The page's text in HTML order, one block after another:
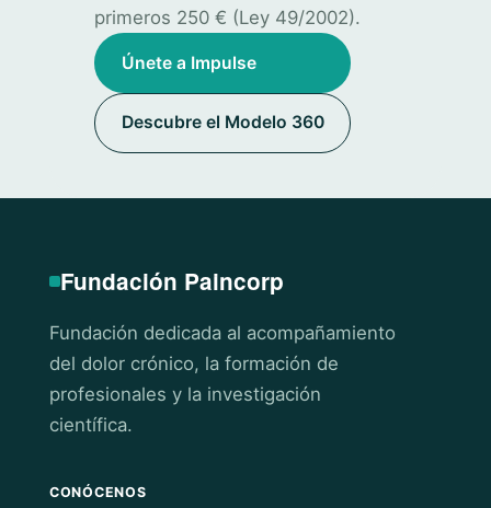
primeros 250 € (Ley 49/2002).
Únete a Impulse
Descubre el Modelo 360
Fundación Paincorp
Fundación dedicada al acompañamiento
del dolor crónico, la formación de
profesionales y la investigación
científica.
CONÓCENOS